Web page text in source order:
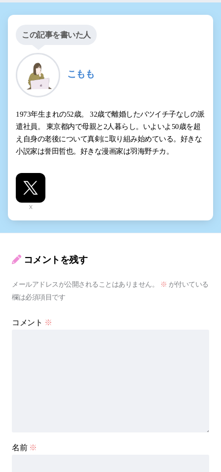
この記事を書いた人
こもも
1973年生まれの52歳。 32歳で離婚したバツイチ子なしの派
遣社員。 東京都内で母親と2人暮らし。いよいよ50歳を超
え自身の老後について真剣に取り組み始めている。好きな
小説家は誉田哲也。好きな漫画家は羽海野チカ。
X
コメントを残す
メールアドレスが公開されることはありません。 ※ が付いている
欄は必須項目です
コメント ※
名前 ※